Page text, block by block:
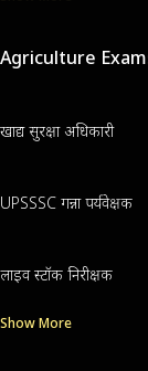
Agriculture
खाद्य सुरक्षा अधिकारी
UPSSSC गन्ना पर्यवेक्षक
लाइव स्टॉक निरीक्षक
Show More